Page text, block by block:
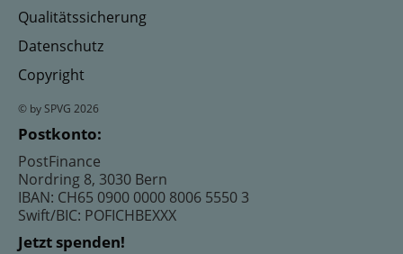
Qualitätssicherung
Datenschutz
Copyright
© by SPVG 2026
Postkonto:
PostFinance
Nordring 8, 3030 Bern
IBAN: CH65 0900 0000 8006 5550 3
Swift/BIC: POFICHBEXXX
Jetzt spenden!